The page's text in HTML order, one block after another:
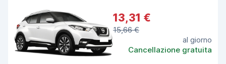
13,31 €
15,66 €
al giorno
Cancellazione gratuita